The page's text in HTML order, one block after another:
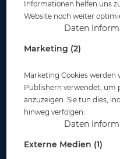
Mares XR
Bar - 15cm Miflex-
Informationen helfen uns
Website noch weiter
Daten
Marketing (2)
Marketing Cookies
Publishern verwendet, um
anzuzeigen. Sie tun dies,
hinweg verfolgen.
Daten
Externe Medien (1)